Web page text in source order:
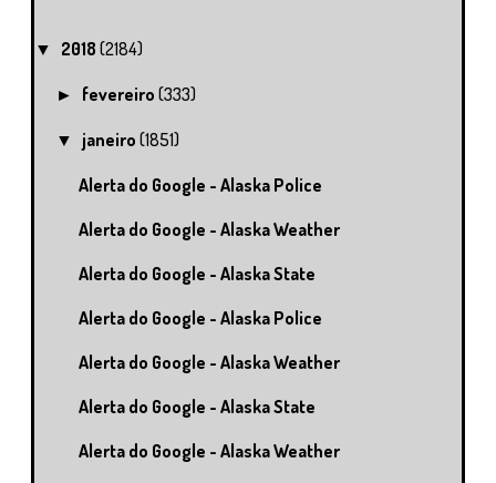
▼ 2018 (2184)
► fevereiro(333)
▼ janeiro(1851)
Alerta do Google - Alaska Police
Alerta do Google - Alaska Weather
Alerta do Google - Alaska State
Alerta do Google - Alaska Police
Alerta do Google - Alaska Weather
Alerta do Google - Alaska State
Alerta do Google - Alaska Weather